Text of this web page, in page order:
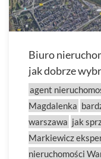
Biuro
jak dobrze
agent
Magdalenka
warszawa jak
Markiewicz
nieruchomości